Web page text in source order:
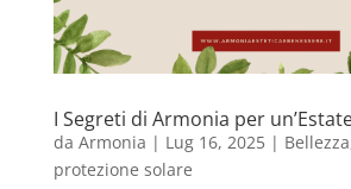
I Segreti di Armonia per
da Armonia | Lug 16, 2025| Bellezza
protezione solare